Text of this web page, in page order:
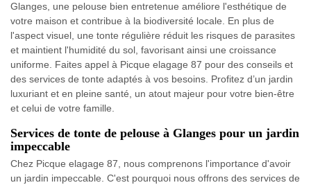
Glanges, une pelouse bien entretenue améliore l'esthétique de
votre maison et contribue à la biodiversité locale. En plus de
l'aspect visuel, une tonte régulière réduit les risques de parasites
et maintient l'humidité du sol, favorisant ainsi une croissance
uniforme. Faites appel à Picque elagage 87 pour des conseils et
des services de tonte adaptés à vos besoins. Profitez d’un jardin
luxuriant et en pleine santé, un atout majeur pour votre bien-être
et celui de votre famille.
Services de tonte de pelouse à Glanges pour un jardin
impeccable
Chez Picque elagage 87, nous comprenons l'importance d'avoir
un jardin impeccable. C'est pourquoi nous offrons des services de